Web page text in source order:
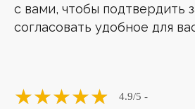
с вами, чтобы подтвердить
согласовать удобное для
★★★★★ 4.9/5 -